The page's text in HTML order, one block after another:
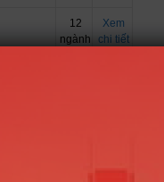
12
ngành
Xem
chi tiết